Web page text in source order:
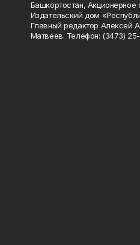
Башкортостан, Акционерное
Издательский дом
Главный редактор Алексей
Матвеев. Телефон: (3473) 25-